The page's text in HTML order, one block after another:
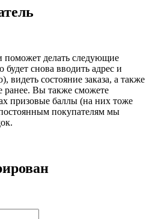
поможет делать следующие
снова вводить адрес и
состояние заказа, а также
ранее. Вы также сможете
призовые баллы (на них тоже
покупателям мы